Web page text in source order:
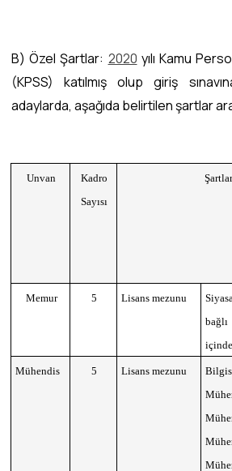
B) Özel Şartlar: 2020 yılı Kamu
(KPSS) katılmış olup giriş
adaylarda, aşağıda belirtilen şartlar
Unvan
Kadro
Sayısı
Şartlar
Memur 5 Lisans mezunu
Mühendis 5 Lisans mezunu